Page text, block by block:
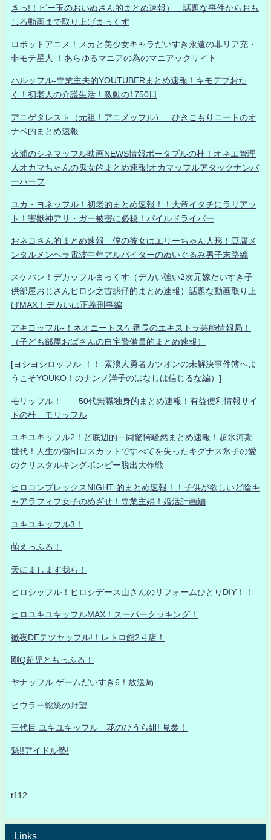
きっ!！ビー玉のおいぬさん的まとめ速報） 話題な事件からおも
しろ動画まで取り上げまっくす
ロボットアニメ！メカと美少女キャラだいすき永遠の非リア充・
非モテ星人 ！あらゆるマニアの為のマニアックサイト
ハルッフル-専業主夫的YOUTUBERまとめ速報！キモデブおた
く！初老人の介護生活！激動の1750日
アニゲタレスト（元祖！アニメッフル） ひきこもりニートのオ
ナベ的まとめ速報
火浦のシネマッフル映画NEWS情報ポータブルの杜！オネエ管理
人オカマちゃんの鬼女的まとめ速報!オカマッフルアタックナンバ
ーハーフ
ユカ・ヨネッフル！初老的まとめ速報！！大帝イタチにラリアッ
ト！害獣神アリ・ガー被害に必殺！パイルドライバー
おネコさん的まとめ速報 僕の彼女はエリーちゃん人形！豆腐メ
ンタルメンヘラ電波中年アルバイターのぬいぐるみ男子末路編
スケバン！デカッフルまっくす（デカい強い2次元嫁だいすき子
供部屋おじさんヒロシ之古惑仔的まとめ速報）話題な動画取り上
げMAX！デカいは正義刑事編
アキヨッフル-！ネオニートスケ番長のエキストラ芸能情報局！
（子ども部屋おばさんの自宅警備員的まとめ速報）
[ヨシヨシロッフル-！！-素浪人勇者カツオンの未解決事件簿へよ
うこそYOUKO！のナンノ洋子のはなしは信じるな編）]
モリッフル！ 50代無職独身的まとめ速報！有益便利情報サイ
トの杜 モリッフル
ユキユキッフル2！ど底辺的一同驚愕騒然まとめ速報！超氷河期
世代！人生の強制ロスカットですべてを失ったキグナス氷子の愛
のクリスタルキングボンビー脱出大作戦
ヒロコンプレックスNIGHT 的まとめ速報！！子供が欲しいど陰キ
ャアラフィフ女子のめざせ！専業主婦！婚活計画編
ユキユキッフル3！
萌えっふる！
天にまします我ら！
ヒロシッフル！ヒロシデース山さんのリフォームひとりDIY！！
ヒロユキユキッフルMAX！スーパークッキング！
徹夜DEテツヤッフル!！レトロ館2号店！
剛Q超児ともっふる！
ヤナッフル ゲームだいすき6！放送局
ヒウラー総統の野望
三代目 ユキユキッフル 花のひうら組! 見参！
魁!!アイドル塾!
t112
Links